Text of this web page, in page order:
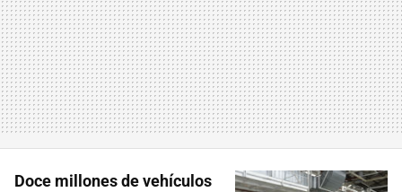
Doce millones de vehículos